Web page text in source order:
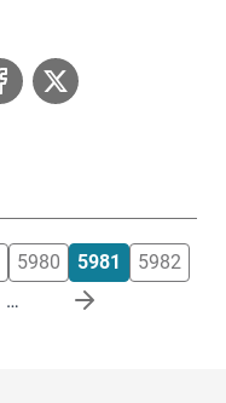
5980 5981
5982
…